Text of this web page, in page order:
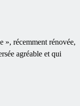
», récemment rénovée,
agréable et qui